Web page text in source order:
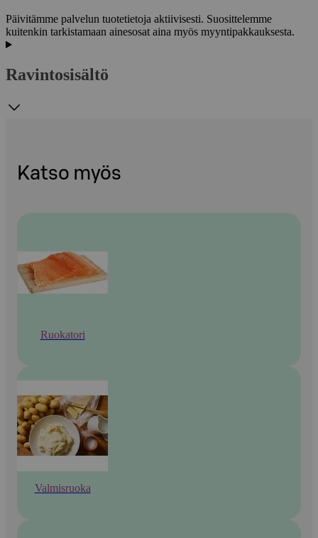
Päivitämme palvelun tuotetietoja aktiivisesti. Suosittelemme
kuitenkin tarkistamaan ainesosat aina myös myyntipakkauksesta.
Ravintosisältö
Katso myös
Ruokatori
Valmisruoka